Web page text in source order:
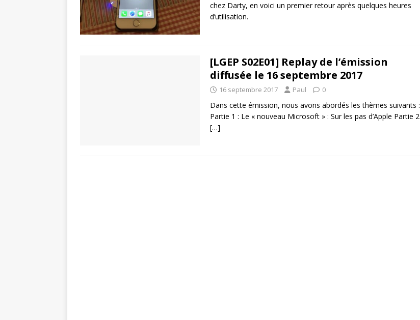
chez Darty, en voici un premier retour après quelques heures
d’utilisation.
[LGEP S02E01] Replay de l’émission
diffusée le 16 septembre 2017
16 septembre 2017 Paul 0
Dans cette émission, nous avons abordés les thèmes suivants :
Partie 1 : Le « nouveau Microsoft » : Sur les pas d’Apple Partie 2
[…]